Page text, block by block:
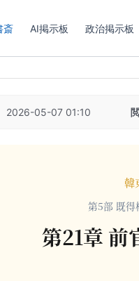
斎 AI掲示板 政治掲示板
2026-05-07 01:10
韓
第5部 既得
第21章 前